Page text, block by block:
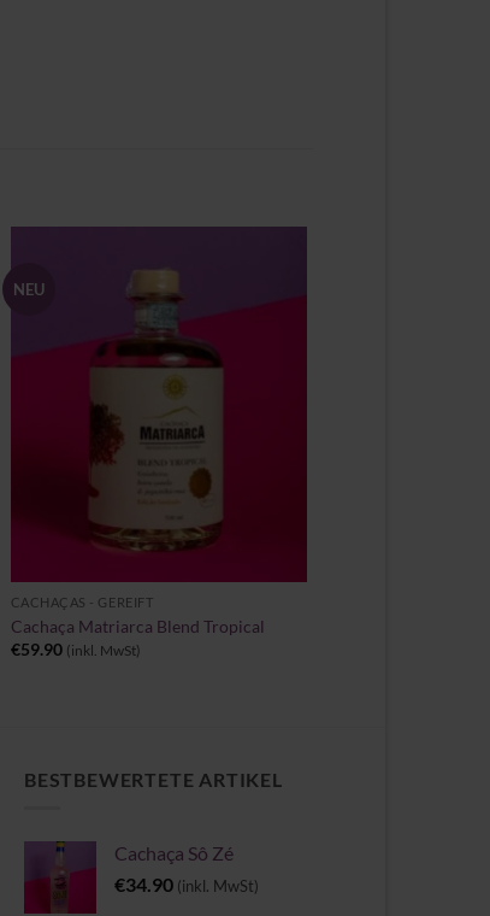
NEU
CACHAÇAS - GEREIFT
Cachaça Matriarca Blend Tropical
€59.90 (inkl. MwSt)
BESTBEWERTETE ARTIKEL
Cachaça Sô Zé
€34.90 (inkl. MwSt)